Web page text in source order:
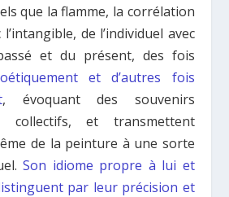
que la flamme, la corrélation
de l’individuel avec
et du présent, des fois
et d’autres fois
, évoquant des souvenirs
collectifs, et transmettent
de la peinture à une sorte
Son idiome propre à lui et
par leur précision et